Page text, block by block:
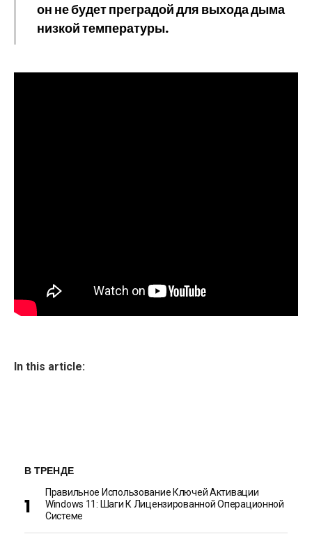
он не будет преградой для выхода дыма
низкой температуры.
In this article:
В ТРЕНДЕ
Правильное Использование Ключей Активации
Windows 11: Шаги К Лицензированной Операционной
Системе